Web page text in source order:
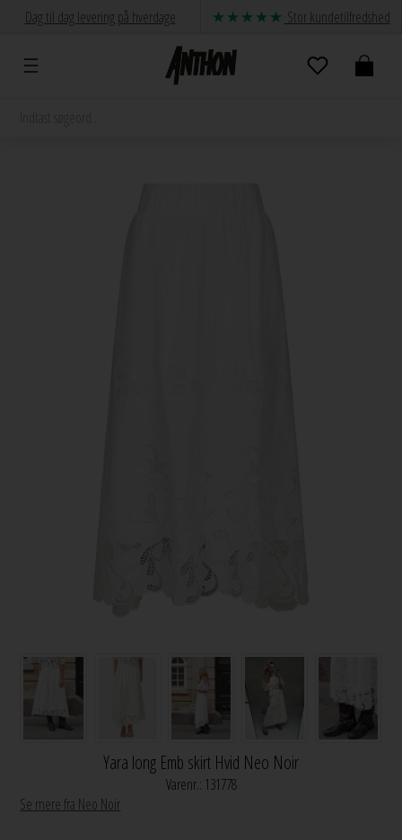
Dag til dag levering på hverdage Stor kundetilfredshed
Yara long Emb skirt Hvid Neo Noir
Varenr.: 131778
Se mere fra Neo Noir